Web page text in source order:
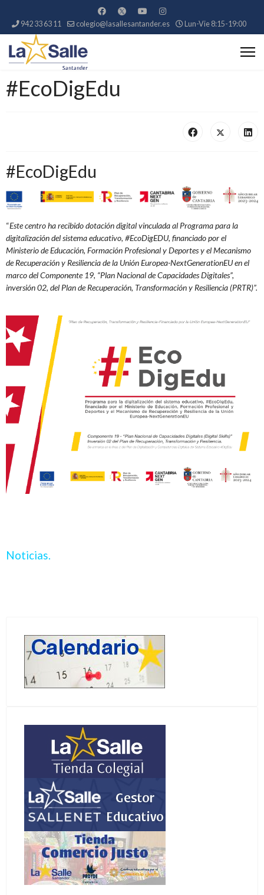
942 33 63 11 colegio@lasallesantander.es Lun-Vie 8:15-19:00
#EcoDigEdu
#EcoDigEdu
“Este centro ha recibido dotación digital vinculada al Programa para la
digitalización del sistema educativo, #EcoDigEDU, financiado por el
Ministerio de Educación, Formación Profesional y Deportes y el Mecanismo
de Recuperación y Resiliencia de la UniónEuropea-NextGenerationEU en el
marco del Componente 19, “Plan Nacional de Capacidades Digitales”,
inversión 02, del Plan de Recuperación, Transformación y Resiliencia (PRTR)”.
Noticias.